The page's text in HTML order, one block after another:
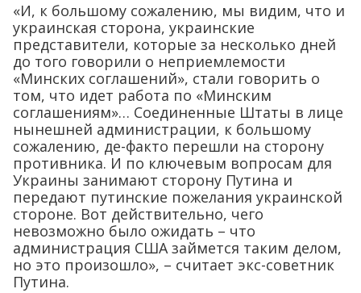
«И, к большому сожалению, мы видим, что и
украинская сторона, украинские
представители, которые за несколько дней
до того говорили о неприемлемости
«Минских соглашений», стали говорить о
том, что идет работа по «Минским
соглашениям»… Соединенные Штаты в лице
нынешней администрации, к большому
сожалению, де-факто перешли на сторону
противника. И по ключевым вопросам для
Украины занимают сторону Путина и
передают путинские пожелания украинской
стороне. Вот действительно, чего
невозможно было ожидать – что
администрация США займется таким делом,
но это произошло», – считает экс-советник
Путина.